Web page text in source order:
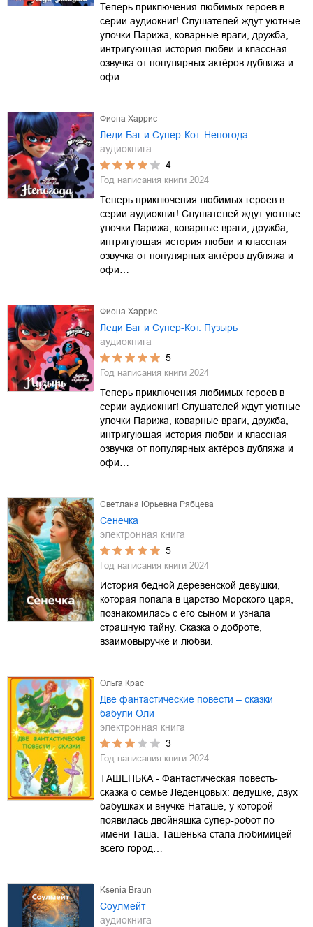
Теперь приключения любимых героев в
серии аудиокниг! Слушателей ждут уютные
улочки Парижа, коварные враги, дружба,
интригующая история любви и классная
озвучка от популярных актёров дубляжа и
офи…
Фиона Харрис
Леди Баг и Супер-Кот. Непогода
аудиокнига
4
Год написания книги 2024
Теперь приключения любимых героев в
серии аудиокниг! Слушателей ждут уютные
улочки Парижа, коварные враги, дружба,
интригующая история любви и классная
озвучка от популярных актёров дубляжа и
офи…
Фиона Харрис
Леди Баг и Супер-Кот. Пузырь
аудиокнига
5
Год написания книги 2024
Теперь приключения любимых героев в
серии аудиокниг! Слушателей ждут уютные
улочки Парижа, коварные враги, дружба,
интригующая история любви и классная
озвучка от популярных актёров дубляжа и
офи…
Светлана Юрьевна Рябцева
Сенечка
электронная книга
5
Год написания книги 2024
История бедной деревенской девушки,
которая попала в царство Морского царя,
познакомилась с его сыном и узнала
страшную тайну. Сказка о доброте,
взаимовыручке и любви.
Ольга Крас
Две фантастические повести – сказки
бабули Оли
электронная книга
3
Год написания книги 2024
ТАШЕНЬКА - Фантастическая повесть-
сказка о семье Леденцовых: дедушке, двух
бабушках и внучке Наташе, у которой
появилась двойняшка супер-робот по
имени Таша. Ташенька стала любимицей
всего город…
Ksenia Braun
Соулмейт
аудиокнига